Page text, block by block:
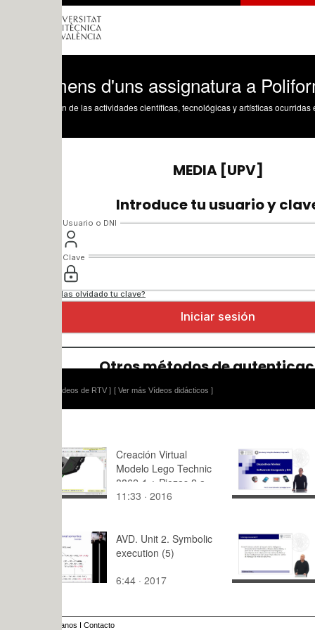
d'uns assignatura a PoliformaT
de las actividades científicas, tecnológicas y artísticas ocurridas en los tres
[ Ver más Vídeos didácticos ]
Creación Virtual
Modelo Lego Technic
8862-1 ¿ Piezas 2 a
70 ¿ 15 de 36
11:33 · 2016
Software
9:42 · 2009
AVD. Unit 2. Symbolic
execution (5)
6:44 · 2017
5:05 · 2009